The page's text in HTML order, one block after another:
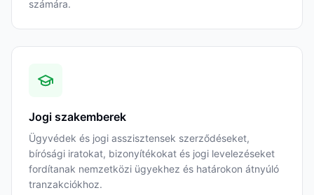
számára.
Jogi szakemberek
Ügyvédek és jogi asszisztensek szerződéseket,
bírósági iratokat, bizonyítékokat és jogi levelezéseket
fordítanak nemzetközi ügyekhez és határokon átnyúló
tranzakciókhoz.